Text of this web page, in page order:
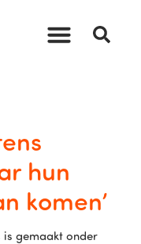
hun
komen’
is gemaakt onder